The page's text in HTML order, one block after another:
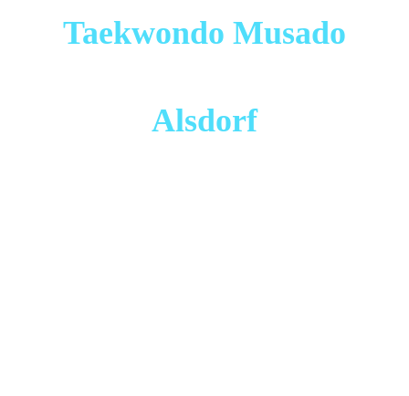
Taekwondo Musado
Alsdorf